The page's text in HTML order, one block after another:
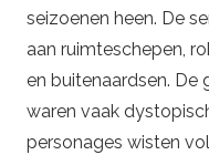
seizoenen heen. De
aan ruimteschepen,
en buitenaardsen.
waren vaak
personages wisten